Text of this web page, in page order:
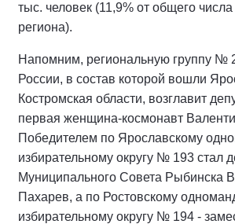
тыс. человек (11,9% от общего
региона).
Напомним, региональную группу №
России, в состав которой вошли
Костромская области, возглавит
первая женщина-космонавт
Победителем по Ярославскому
избирательному округу № 193 стал
Муниципального Совета Рыбинска
Пахарев, а по Ростовскому
избирательному округу № 194 -